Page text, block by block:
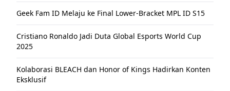
Geek Fam ID Melaju ke Final Lower-Bracket MPL ID S15
Cristiano Ronaldo Jadi Duta Global Esports World Cup
2025
Kolaborasi BLEACH dan Honor of Kings Hadirkan Konten
Eksklusif